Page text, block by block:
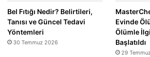
Bel Fıtığı Nedir? Belirtileri,
Tanısı ve Güncel Tedavi
Yöntemleri
30 Temmuz 2026
Evinde
Ölümle
Başlatıldı
29